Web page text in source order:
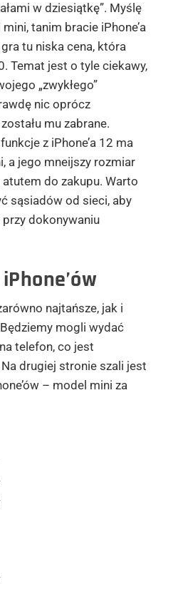
w dziesiątkę”. Myślę
tanim bracie iPhone’a
tu niska cena, która
Temat jest o tyle ciekawy,
„zwykłego”
nic oprócz
mu zabrane.
z iPhone’a 12 ma
a jego mneijszy rozmiar
do zakupu. Warto
sąsiadów od sieci, aby
przy dokonywaniu
najtańsze, jak i
mogli wydać
telefon, co jest
drugiej stronie szali jest
– model mini za